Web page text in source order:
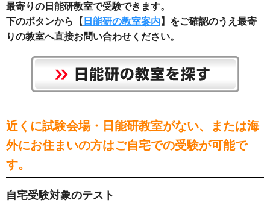
最寄りの日能研教室で受験できます。
下のボタンから【 日能研の教室案内 】をご確認のうえ最寄
りの教室へ直接お問い合わせください。
近くに試験会場・日能研教室がない、または海
外にお住まいの方はご自宅での受験が可能で
す。
自宅受験対象のテスト